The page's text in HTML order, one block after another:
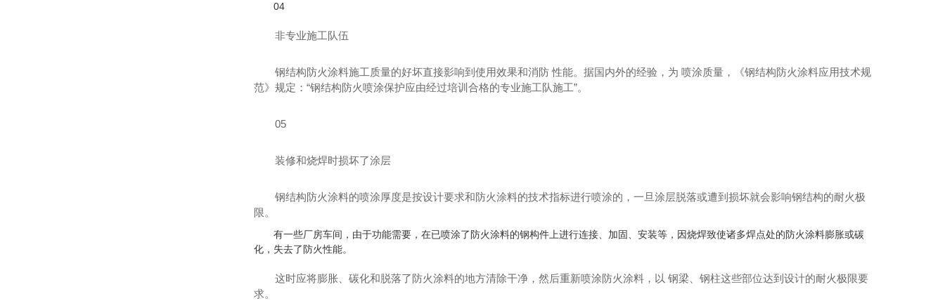
04
非专业施工队伍
钢结构防火涂料施工质量的好坏直接影响到使用效果和消防 性能。据国内外的经验，为 喷涂质量，《钢结构防火涂料应用技术规
范》规定：“钢结构防火喷涂保护应由经过培训合格的专业施工队施工”。
05
装修和烧焊时损坏了涂层
钢结构防火涂料的喷涂厚度是按设计要求和防火涂料的技术指标进行喷涂的，一旦涂层脱落或遭到损坏就会影响钢结构的耐火极
限。
有一些厂房车间，由于功能需要，在已喷涂了防火涂料的钢构件上进行连接、加固、安装等，因烧焊致使诸多焊点处的防火涂料膨胀或碳
化，失去了防火性能。
这时应将膨胀、碳化和脱落了防火涂料的地方清除干净，然后重新喷涂防火涂料，以 钢梁、钢柱这些部位达到设计的耐火极限要
求。